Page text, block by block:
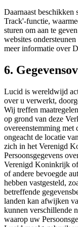
Daarnaast
Track'-functie,
sturen om aan te
websites
meer informatie over
6.
Lucid is wereldwijd
over u verwerkt,
Wij treffen
op grond van deze
overeenstemming met
ongeacht de locatie
zich in het Verenigd
Persoonsgegevens
Verenigd Koninkrijk
of andere bevoegde
hebben vastgesteld,
betreffende
landen kan afwijken
kunnen verschillende
waarop uw